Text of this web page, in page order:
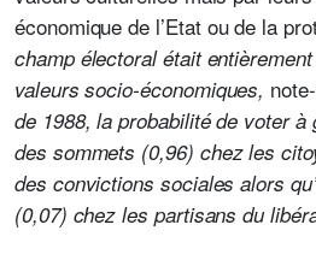
économique de l’Etat ou de la
champ électoral était
valeurs socio-économiques,
de 1988, la probabilité de voter
des sommets (0,96) chez les
des convictions sociales alors
(0,07) chez les partisans du